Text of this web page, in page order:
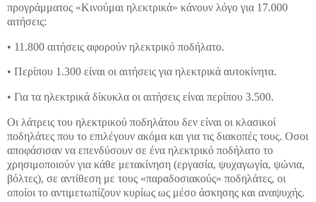
προγράμματος «Κινούμαι ηλεκτρικά» κάνουν λόγο για 17.000
αιτήσεις:
• 11.800 αιτήσεις αφορούν ηλεκτρικό ποδήλατο.
• Περίπου 1.300 είναι οι αιτήσεις για ηλεκτρικά αυτοκίνητα.
• Για τα ηλεκτρικά δίκυκλα οι αιτήσεις είναι περίπου 3.500.
Οι λάτρεις του ηλεκτρικού ποδηλάτου δεν είναι οι κλασικοί
ποδηλάτες που το επιλέγουν ακόμα και για τις διακοπές τους. Οσοι
αποφάσισαν να επενδύσουν σε ένα ηλεκτρικό ποδήλατο το
χρησιμοποιούν για κάθε μετακίνηση (εργασία, ψυχαγωγία, ψώνια,
βόλτες), σε αντίθεση με τους «παραδοσιακούς» ποδηλάτες, οι
οποίοι το αντιμετωπίζουν κυρίως ως μέσο άσκησης και αναψυχής.